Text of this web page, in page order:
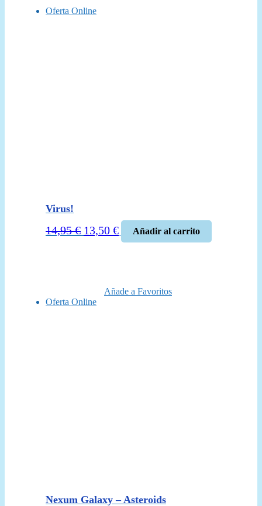
Oferta Online
Virus!
14,95€ El
13,50 €El
precio
Añadir al carrito
Añade a Favoritos
Oferta Online
Nexum Galaxy – Asteroids